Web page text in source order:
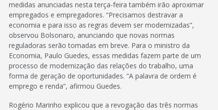
medidas anunciadas nesta terça-feira também irão aproximar
empregados e empregadores. “Precisamos destravar a
economia e para isso as regras devem ser modernizadas”,
observou Bolsonaro, anunciando que novas normas
reguladoras serão tomadas em breve. Para o ministro da
Economia, Paulo Guedes, essas medidas fazem parte de um
processo de modernização das relações do trabalho, uma
forma de geração de oportunidades. “A palavra de ordem é
emprego e renda”, afirmou Guedes.
Rogério Marinho explicou que a revogação das três normas